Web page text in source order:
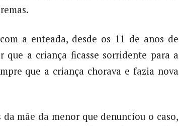
a enteada, desde os 11 de anos de
que a criança ficasse sorridente para a
que a criança chorava e fazia nova
mãe da menor que denunciou o caso,